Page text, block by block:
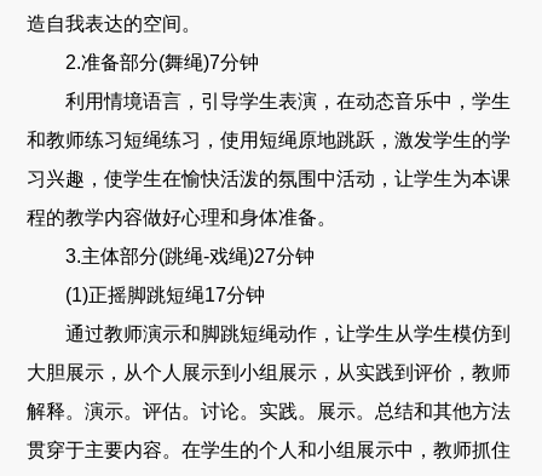
造自我表达的空间。
2.准备部分(舞绳)7分钟
利用情境语言，引导学生表演，在动态音乐中，学生
和教师练习短绳练习，使用短绳原地跳跃，激发学生的学
习兴趣，使学生在愉快活泼的氛围中活动，让学生为本课
程的教学内容做好心理和身体准备。
3.主体部分(跳绳-戏绳)27分钟
(1)正摇脚跳短绳17分钟
通过教师演示和脚跳短绳动作，让学生从学生模仿到
大胆展示，从个人展示到小组展示，从实践到评价，教师
解释。演示。评估。讨论。实践。展示。总结和其他方法
贯穿于主要内容。在学生的个人和小组展示中，教师抓住